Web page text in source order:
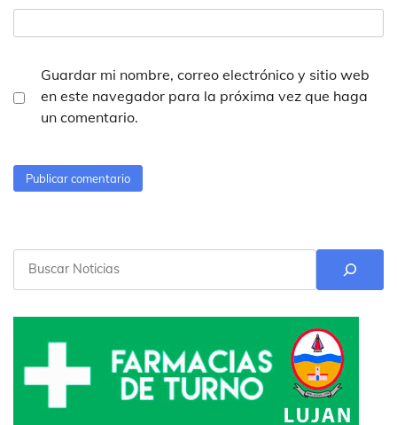
Guardar mi nombre, correo electrónico y sitio web
en este navegador para la próxima vez que haga
un comentario.